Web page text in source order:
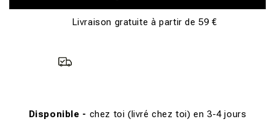
Livraison gratuite à partir de 59 €
Disponible - chez toi (livré chez toi) en 3-4 jours